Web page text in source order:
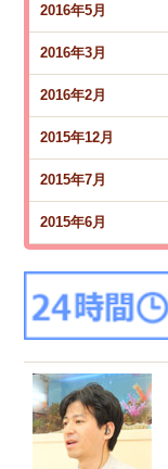
2016年5月
2016年3月
2016年2月
2015年12月
2015年7月
2015年6月